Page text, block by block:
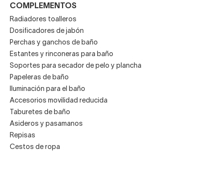
COMPLEMENTOS
Radiadores toalleros
Dosificadores de jabón
Perchas y ganchos de baño
Estantes y rinconeras para baño
Soportes para secador de pelo y plancha
Papeleras de baño
Iluminación para el baño
Accesorios movilidad reducida
Taburetes de baño
Asideros y pasamanos
Repisas
Cestos de ropa